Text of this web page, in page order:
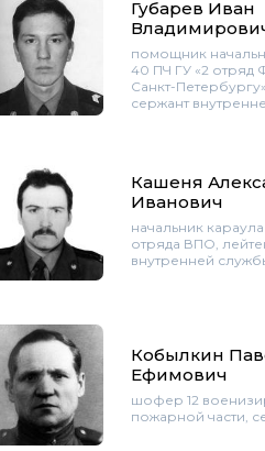
Губарев Иван
помощник
40 ПЧ ГУ «2 отряд
Санкт-
сержант
Кашеня
Иванович
начальник
отряда ВПО,
внутренней
Кобылкин
Ефимович
шофер 12
пожарной части,